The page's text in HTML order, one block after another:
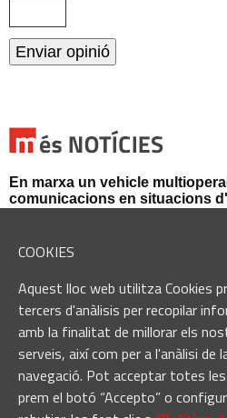
COOKIES
Aquest lloc web utilitza Cookies
tercers d'anàlisis per recopilar
amb la finalitat de millorar els
serveis, així com per a l'anàlisi de
navegació. Pot acceptar totes
prem el botó “Accepto” o
En marxa un vehicle
comunicacions en situacions
Afectacions al trànsit aquest
l'Avinguda dels Dolors amb el
Sant Vicenç de Castellet
tecnologia LED
Castellbell i el Vilar adquireix
Guàrdia Municipal